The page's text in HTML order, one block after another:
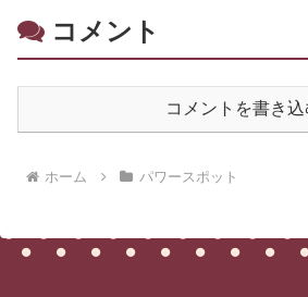
コメント
コメントを書き込
ホーム パワースポット